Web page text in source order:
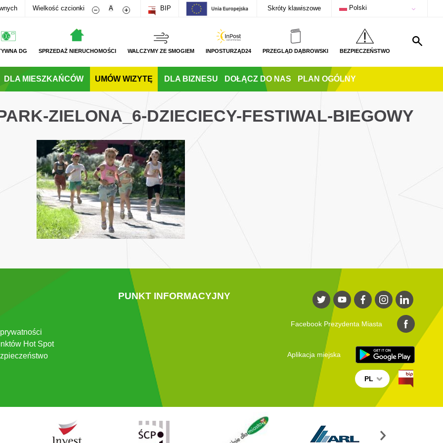
Wielkość czcionki Zmniejsz rozmiar czcionki
A Zwiększ rozmiar czcionki
BIP Skróty klawiszowe Polski
DG SPRZEDAŻ NIERUCHOMOŚCI WALCZYMY ZE SMOGIEM INPOSTURZĄD24 PRZEGLĄD DĄBROWSKI BEZPIECZEŃSTWO
DLA MIESZKAŃCÓW UMÓW WIZYTĘ DLA BIZNESU DOŁĄCZ DO NAS PLAN OGÓLNY
ZIELONA_6-DZIECIECY-FESTIWAL-BIEGOWY
Hot Spot
PUNKT INFORMACYJNY
Facebook Prezydenta Miasta
Aplikacja miejska
PL